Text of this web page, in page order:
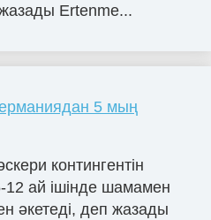
Ertenme...
5 мың
контингентін
ай ішінде шамамен
әкетеді, деп жазады